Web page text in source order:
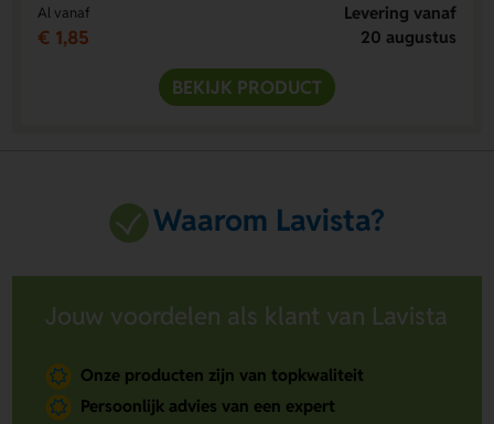
Al vanaf
€ 1,85
Levering vanaf
20 augustus
BEKIJK PRODUCT
Waarom Lavista?
Jouw voordelen als klant van Lavista
Onze producten zijn van topkwaliteit
Persoonlijk advies van een expert